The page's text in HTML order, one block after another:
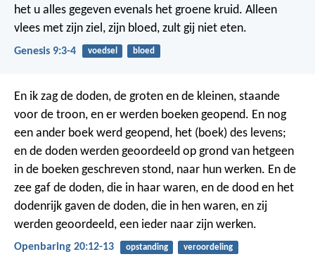
het u alles gegeven evenals het groene kruid. Alleen
vlees met zijn ziel, zijn bloed, zult gij niet eten.
Genesis 9:3-4 voedsel bloed
En ik zag de doden, de groten en de kleinen, staande
voor de troon, en er werden boeken geopend. En nog
een ander boek werd geopend, het (boek) des levens;
en de doden werden geoordeeld op grond van hetgeen
in de boeken geschreven stond, naar hun werken. En de
zee gaf de doden, die in haar waren, en de dood en het
dodenrijk gaven de doden, die in hen waren, en zij
werden geoordeeld, een ieder naar zijn werken.
Openbaring 20:12-13 opstanding veroordeling